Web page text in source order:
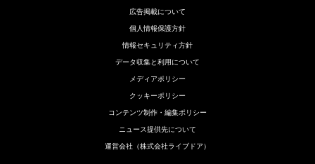
広告掲載について
個人情報保護方針
情報セキュリティ方針
データ収集と利用について
メディアポリシー
クッキーポリシー
コンテンツ制作・編集ポリシー
ニュース提供先について
運営会社（株式会社ライブドア）